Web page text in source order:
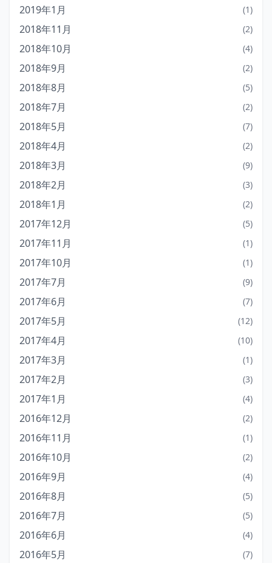
2019年1月 (1)
2018年11月 (2)
2018年10月 (4)
2018年9月 (2)
2018年8月 (5)
2018年7月 (2)
2018年5月 (7)
2018年4月 (2)
2018年3月 (9)
2018年2月 (3)
2018年1月 (2)
2017年12月 (5)
2017年11月 (1)
2017年10月 (1)
2017年7月 (9)
2017年6月 (7)
2017年5月 (12)
2017年4月 (10)
2017年3月 (1)
2017年2月 (3)
2017年1月 (4)
2016年12月 (2)
2016年11月 (1)
2016年10月 (2)
2016年9月 (4)
2016年8月 (5)
2016年7月 (5)
2016年6月 (4)
2016年5月 (7)